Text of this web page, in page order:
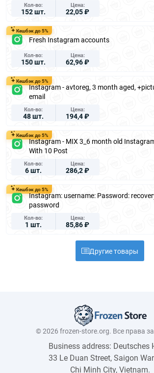
Кол-во
152 шт.
Цена
22,05 ₽
Кешбэк до 5%
Fresh Instagram accounts
Кол-во
150 шт.
Цена
62,96 ₽
Кешбэк до 5%
Instagram - avtoreg, 3 month aged,
email
Кол-во
48 шт.
Цена
194,4 ₽
Кешбэк до 5%
Instagram - MIX 3_6 month old
With 10 Post
Кол-во
6 шт.
Цена
286,2 ₽
Кешбэк до 5%
Instagram: username: Password:
password
Кол-во
1 шт.
Цена
85,86 ₽
Другие товары
© 2026 frozen-store.org. Все права
Business address: Deutsches
33 Le Duan Street, Saigon
Chi Minh City, Vietnam.